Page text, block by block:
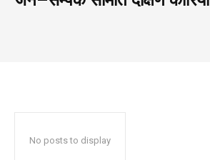
No posts to display